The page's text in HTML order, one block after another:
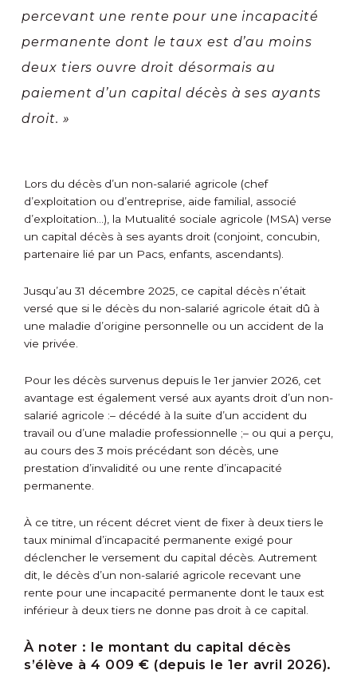
percevant une rente pour une incapacité
permanente dont le taux est d’au moins
deux tiers ouvre droit désormais au
paiement d’un capital décès à ses ayants
droit. »
Lors du décès d’un non-salarié agricole (chef
d’exploitation ou d’entreprise, aide familial, associé
d’exploitation…), la Mutualité sociale agricole (MSA) verse
un capital décès à ses ayants droit (conjoint, concubin,
partenaire lié par un Pacs, enfants, ascendants).
Jusqu’au 31 décembre 2025, ce capital décès n’était
versé que si le décès du non-salarié agricole était dû à
une maladie d’origine personnelle ou un accident de la
vie privée.
Pour les décès survenus depuis le 1er janvier 2026, cet
avantage est également versé aux ayants droit d’un non-
salarié agricole :– décédé à la suite d’un accident du
travail ou d’une maladie professionnelle ;– ou qui a perçu,
au cours des 3 mois précédant son décès, une
prestation d’invalidité ou une rente d’incapacité
permanente.
À ce titre, un récent décret vient de fixer à deux tiers le
taux minimal d’incapacité permanente exigé pour
déclencher le versement du capital décès. Autrement
dit, le décès d’un non-salarié agricole recevant une
rente pour une incapacité permanente dont le taux est
inférieur à deux tiers ne donne pas droit à ce capital.
À noter : le montant du capital décès
s’élève à 4 009 € (depuis le 1er avril 2026).